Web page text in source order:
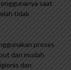
saat
tidak
proses
dan mudah
dan